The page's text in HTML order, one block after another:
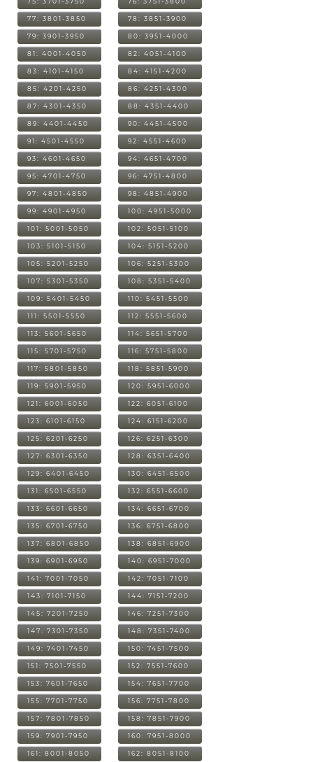
77: 3801-3850 78: 3851-3900
79: 3901-3950 80: 3951-4000
81: 4001-4050 82: 4051-4100
83: 4101-4150 84: 4151-4200
85: 4201-4250 86: 4251-4300
87: 4301-4350 88: 4351-4400
89: 4401-4450 90: 4451-4500
91: 4501-4550 92: 4551-4600
93: 4601-4650 94: 4651-4700
95: 4701-4750 96: 4751-4800
97: 4801-4850 98: 4851-4900
99: 4901-4950 100: 4951-5000
101: 5001-5050 102: 5051-5100
103: 5101-5150 104: 5151-5200
105: 5201-5250 106: 5251-5300
107: 5301-5350 108: 5351-5400
109: 5401-5450 110: 5451-5500
111: 5501-5550 112: 5551-5600
113: 5601-5650 114: 5651-5700
115: 5701-5750 116: 5751-5800
117: 5801-5850 118: 5851-5900
119: 5901-5950 120: 5951-6000
121: 6001-6050 122: 6051-6100
123: 6101-6150 124: 6151-6200
125: 6201-6250 126: 6251-6300
127: 6301-6350 128: 6351-6400
129: 6401-6450 130: 6451-6500
131: 6501-6550 132: 6551-6600
133: 6601-6650 134: 6651-6700
135: 6701-6750 136: 6751-6800
137: 6801-6850 138: 6851-6900
139: 6901-6950 140: 6951-7000
141: 7001-7050 142: 7051-7100
143: 7101-7150 144: 7151-7200
145: 7201-7250 146: 7251-7300
147: 7301-7350 148: 7351-7400
149: 7401-7450 150: 7451-7500
151: 7501-7550 152: 7551-7600
153: 7601-7650 154: 7651-7700
155: 7701-7750 156: 7751-7800
157: 7801-7850 158: 7851-7900
159: 7901-7950 160: 7951-8000
161: 8001-8050 162: 8051-8100